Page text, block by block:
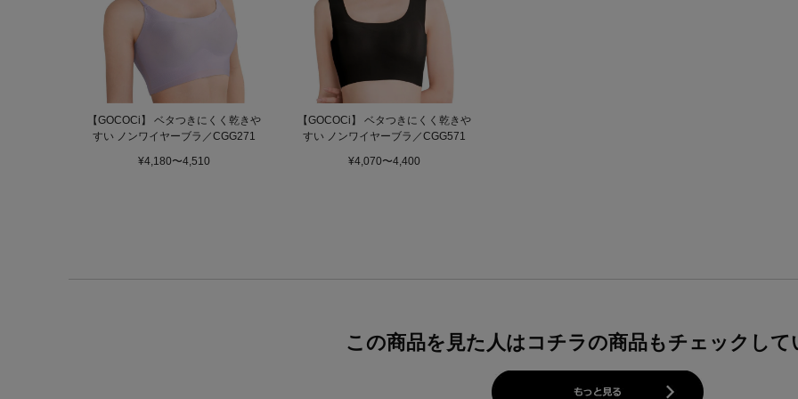
【GOCOCi】 ベタつきにくく乾きや
すい ノンワイヤーブラ／CGG271
¥4,180〜4,510
【GOCOCi】 ベタつきにくく乾きや
すい ノンワイヤーブラ／CGG571
¥4,070〜4,400
この商品を見た人はコチラの商品もチェックして